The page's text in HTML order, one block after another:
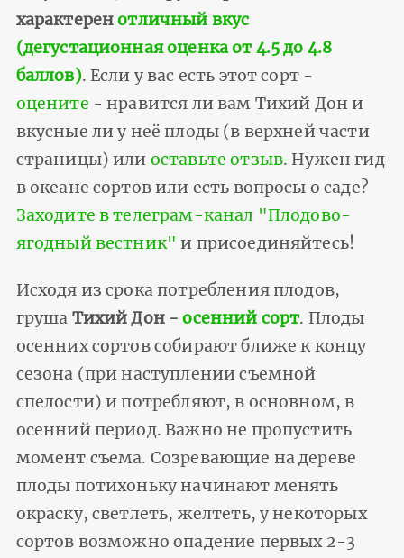
характеренотличный вкус
(дегустационная оценка от 4.5 до 4.8
баллов). Если у вас есть этот сорт -
оцените - нравится ли вам Тихий Дон и
вкусные ли у неё плоды (в верхней части
страницы) или оставьте отзыв. Нужен гид
в океане сортов или есть вопросы о саде?
Заходите в телеграм-канал "Плодово-
ягодный вестник" и присоединяйтесь!
Исходя из срока потребления плодов,
груша Тихий Дон -осенний сорт. Плоды
осенних сортов собирают ближе к концу
сезона (при наступлении съемной
спелости) и потребляют, в основном, в
осенний период. Важно не пропустить
момент съема. Созревающие на дереве
плоды потихоньку начинают менять
окраску, светлеть, желтеть, у некоторых
сортов возможно опадение первых 2-3